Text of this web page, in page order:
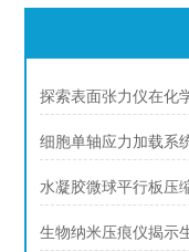
探索表面张力仪在化
细胞单轴应力加载系
水凝胶微球平行板压
生物纳米压痕仪揭示